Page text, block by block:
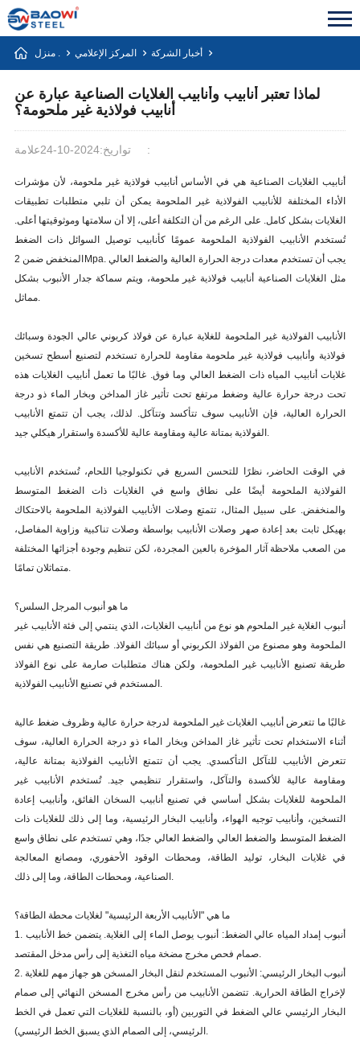
منزل . المركز الإعلامي أخبار الشركة
لماذا تعتبر أنابيب وأنابيب الغلايات الصناعية عبارة عن
أنابيب فولاذية غير ملحومة؟
تواريخ:2024-10-24 علامة:
أنابيب الغلايات الصناعية هي في الأساس أنابيب فولاذية غير ملحومة، لأن مؤشرات
الأداء المختلفة للأنابيب الفولاذية غير الملحومة يمكن أن تلبي متطلبات تطبيقات
الغلايات بشكل كامل. على الرغم من أن التكلفة أعلى، إلا أن سلامتها وموثوقيتها أعلى.
تُستخدم الأنابيب الفولاذية الملحومة عمومًا كأنابيب توصيل السوائل ذات الضغط
المنخفض ضمن 2Mpa. يجب أن تستخدم معدات درجة الحرارة العالية والضغط العالي
مثل الغلايات الصناعية أنابيب فولاذية غير ملحومة، ويتم سماكة جدار الأنبوب بشكل
مماثل.
الأنابيب الفولاذية غير الملحومة للغلاية عبارة عن فولاذ كربوني عالي الجودة وسبائك
فولاذية وأنابيب فولاذية غير ملحومة مقاومة للحرارة تستخدم لتصنيع أسطح تسخين
غلايات أنابيب المياه ذات الضغط العالي وما فوق. غالبًا ما تعمل أنابيب الغلايات هذه
تحت درجة حرارة عالية وضغط مرتفع تحت تأثير غاز المداخن وبخار الماء ذو درجة
الحرارة العالية، فإن الأنابيب سوف تتأكسد وتتآكل. لذلك، يجب أن تتمتع الأنابيب
الفولاذية بمتانة عالية ومقاومة عالية للأكسدة واستقرار هيكلي جيد.
في الوقت الحاضر، نظرًا للتحسن السريع في تكنولوجيا اللحام، تُستخدم الأنابيب
الفولاذية الملحومة أيضًا على نطاق واسع في الغلايات ذات الضغط المتوسط
والمنخفض. على سبيل المثال، تتمتع وصلات الأنابيب الفولاذية الملحومة بالاحتكاك
بهيكل ثابت بعد إعادة صهر وصلات الأنابيب بواسطة وصلات تناكبية وزاوية المفاصل،
من الصعب ملاحظة آثار المؤخرة بالعين المجردة، لكن تنظيم وجودة أجزائها المختلفة
متماثلان تمامًا.
ما هو أنبوب المرجل السلس؟
أنبوب الغلاية غير الملحوم هو نوع من أنابيب الغلايات، الذي ينتمي إلى فئة الأنابيب غير
الملحومة وهو مصنوع من الفولاذ الكربوني أو سبائك الفولاذ. طريقة التصنيع هي نفس
طريقة تصنيع الأنابيب غير الملحومة، ولكن هناك متطلبات صارمة على نوع الفولاذ
المستخدم في تصنيع الأنابيب الفولاذية.
غالبًا ما تتعرض أنابيب الغلايات غير الملحومة لدرجة حرارة عالية وظروف ضغط عالية
أثناء الاستخدام تحت تأثير غاز المداخن وبخار الماء ذو درجة الحرارة العالية، سوف
تتعرض الأنابيب للتآكل التأكسدي. يجب أن تتمتع الأنابيب الفولاذية بمتانة عالية،
ومقاومة عالية للأكسدة والتآكل، واستقرار تنظيمي جيد. تُستخدم الأنابيب غير
الملحومة للغلايات بشكل أساسي في تصنيع أنابيب السخان الفائق، وأنابيب إعادة
التسخين، وأنابيب توجيه الهواء، وأنابيب البخار الرئيسية، وما إلى ذلك للغلايات ذات
الضغط المتوسط والضغط العالي والضغط العالي جدًا، وهي تستخدم على نطاق واسع
في غلايات البخار، توليد الطاقة، ومحطات الوقود الأحفوري، ومصانع المعالجة
الصناعية، ومحطات الطاقة، وما إلى ذلك.
ما هي "الأنابيب الأربعة الرئيسية" لغلايات محطة الطاقة؟
1. أنبوب إمداد المياه عالي الضغط: أنبوب يوصل الماء إلى الغلاية. يتضمن خط الأنابيب
صمام فحص مخرج مضخة مياه التغذية إلى رأس مدخل المقتصد.
2. أنبوب البخار الرئيسي: الأنبوب المستخدم لنقل البخار المسخن هو جهاز مهم للغلاية
لإخراج الطاقة الحرارية. تتضمن الأنابيب من رأس مخرج المسخن النهائي إلى صمام
البخار الرئيسي عالي الضغط في التوربين (أو، بالنسبة للغلايات التي تعمل في الخط
الرئيسي، إلى الصمام الذي يسبق الخط الرئيسي).